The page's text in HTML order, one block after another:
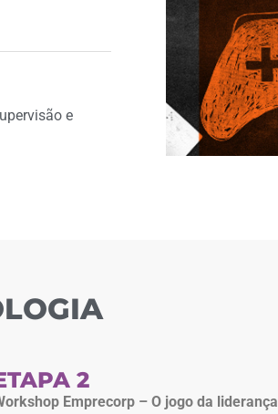
e
2
Emprecorp – O jogo da liderança